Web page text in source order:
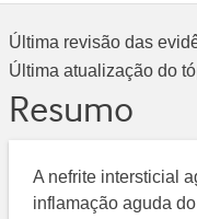
Última revisão das
Última atualização do
Resumo
A nefrite intersticial
inflamação aguda